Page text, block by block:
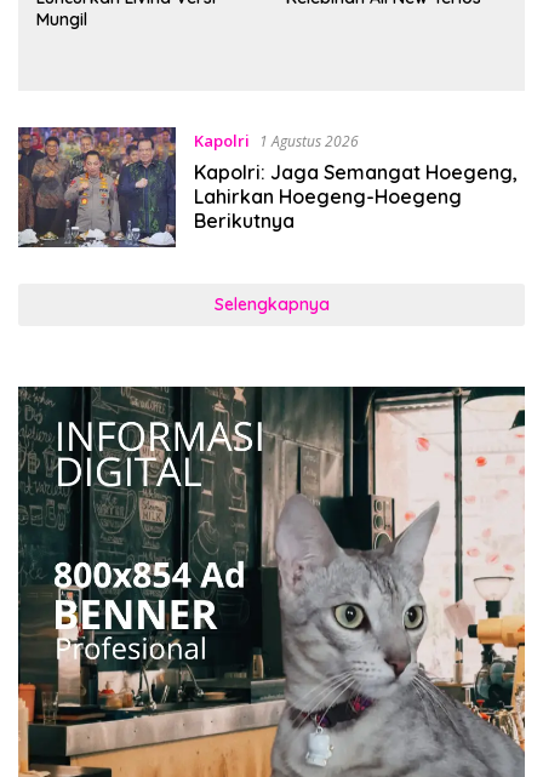
Mungil
Kapolri 1 Agustus 2026
Kapolri: Jaga Semangat Hoegeng,
Lahirkan Hoegeng-Hoegeng
Berikutnya
Selengkapnya